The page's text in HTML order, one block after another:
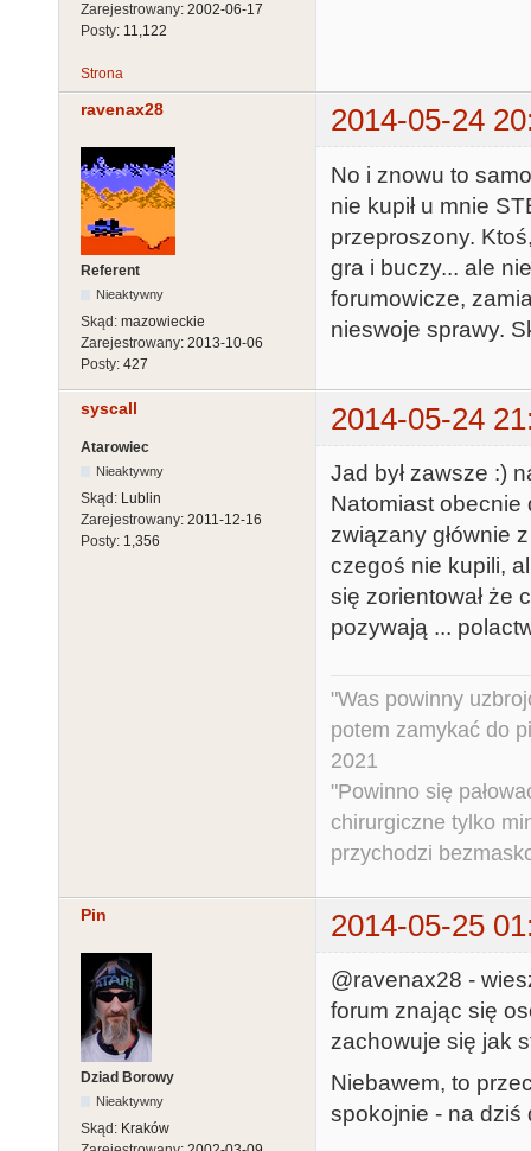
Zarejestrowany: 2002-06-17
Posty: 11,122
Strona
ravenax28 2014-05-24
Referent
Nieaktywny
Skąd: mazowieckie
Zarejestrowany: 2013-10-06
Posty: 427
No i znowu to
nie kupił u mnie
przeproszony.
gra i buczy... ale
forumowicze,
nieswoje sprawy.
syscall 2014-05-24
Atarowiec
Nieaktywny
Skąd: Lublin
Zarejestrowany: 2011-12-16
Posty: 1,356
Jad był zawsze :)
Natomiast
związany głównie
czegoś nie kupili,
się zorientował że
pozywają ...
"Was powinny
potem zamykać do
2021
"Powinno się
chirurgiczne tylko
przychodzi
Pin 2014-05-25
Dziad Borowy
Nieaktywny
Skąd: Kraków
@ravenax28 -
forum znając się
zachowuje się jak
Niebawem, to
spokojnie - na dziś